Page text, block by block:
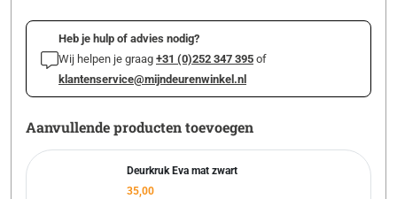
Heb je hulp of advies nodig?
Wij helpen je graag +31 (0)252 347 395 of
klantenservice@mijndeurenwinkel.nl
Aanvullende producten toevoegen
Deurkruk Eva mat zwart
35,00